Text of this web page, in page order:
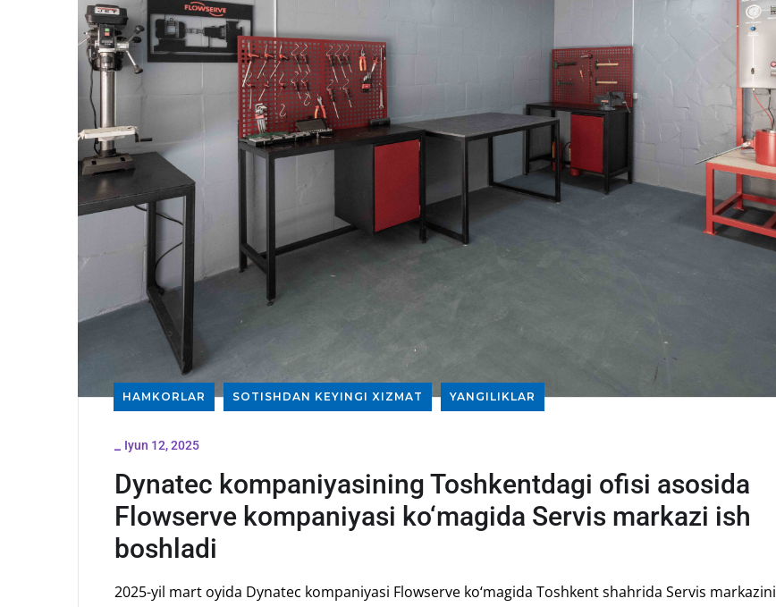
HAMKORLAR SOTISHDAN KEYINGI XIZMAT YANGILIKLAR
_ Iyun 12, 2025
Dynatec kompaniyasining Toshkentdagi ofisi asosida
Flowserve kompaniyasi ko‘magida Servis markazi ish
boshladi
2025-yil mart oyida Dynatec kompaniyasi Flowserve ko‘magida Toshkent shahrida Servis markazini